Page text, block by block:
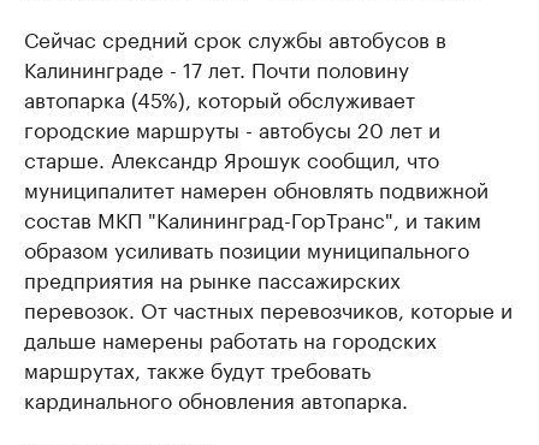
Сейчас средний срок службы автобусов в
Калининграде - 17 лет. Почти половину
автопарка (45%), который обслуживает
городские маршруты - автобусы 20 лет и
старше. Александр Ярошук сообщил, что
муниципалитет намерен обновлять подвижной
состав МКП "Калининград-ГорТранс", и таким
образом усиливать позиции муниципального
предприятия на рынке пассажирских
перевозок. От частных перевозчиков, которые и
дальше намерены работать на городских
маршрутах, также будут требовать
кардинального обновления автопарка.